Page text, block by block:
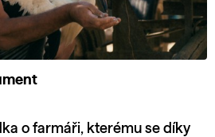
o farmáři, kterému se díky